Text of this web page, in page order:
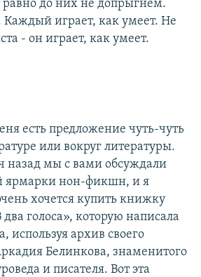
равно до них не допрыгнем.
Каждый играет, как умеет. Не
- он играет, как умеет.
есть предложение чуть-чуть
или вокруг литературы.
назад мы с вами обсуждали
ярмарки нон-фикшн, и я
хочется купить книжку
голоса», которую написала
используя архив своего
Белинкова, знаменитого
и писателя. Вот эта